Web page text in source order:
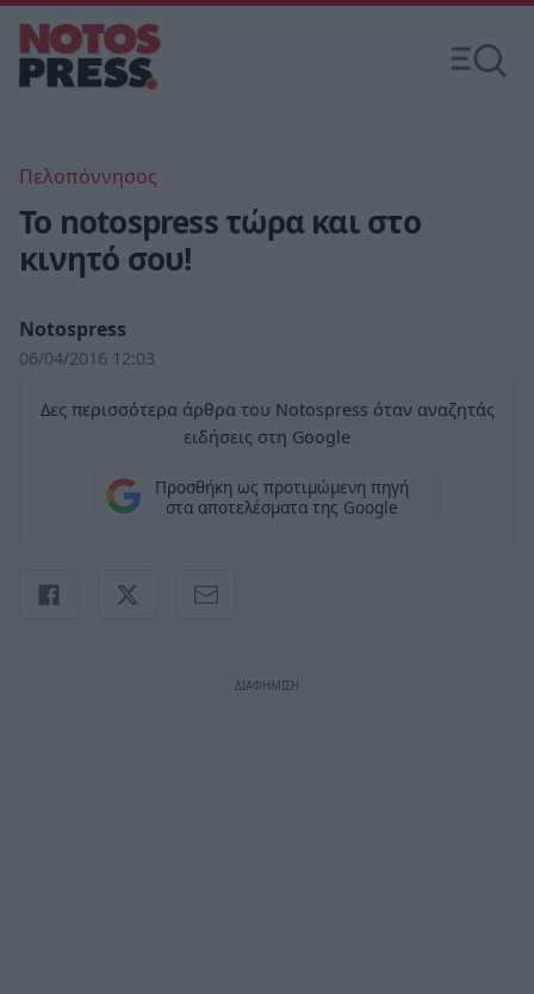
Πελοπόννησος
To notospress τώρα και στο
κινητό σου!
Notospress
06/04/2016 12:03
Δες περισσότερα άρθρα του Notospress όταν αναζητάς
ειδήσεις στη Google
Προσθήκη ως προτιμώμενη πηγή
στα αποτελέσματα της Google